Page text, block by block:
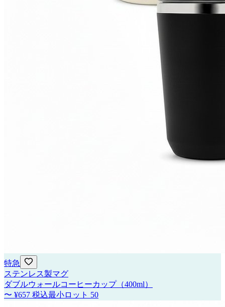
特急
ステンレス製マグ
ダブルウォールコーヒーカップ（400ml）
〜 ¥657 税込最小ロット 50